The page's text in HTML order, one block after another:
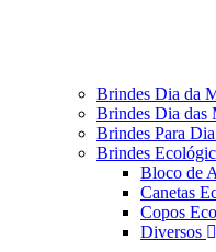
Brindes Dia da
Brindes Dia das
Brindes Para
Brindes
Bloco de
Canetas
Copos
Diversos